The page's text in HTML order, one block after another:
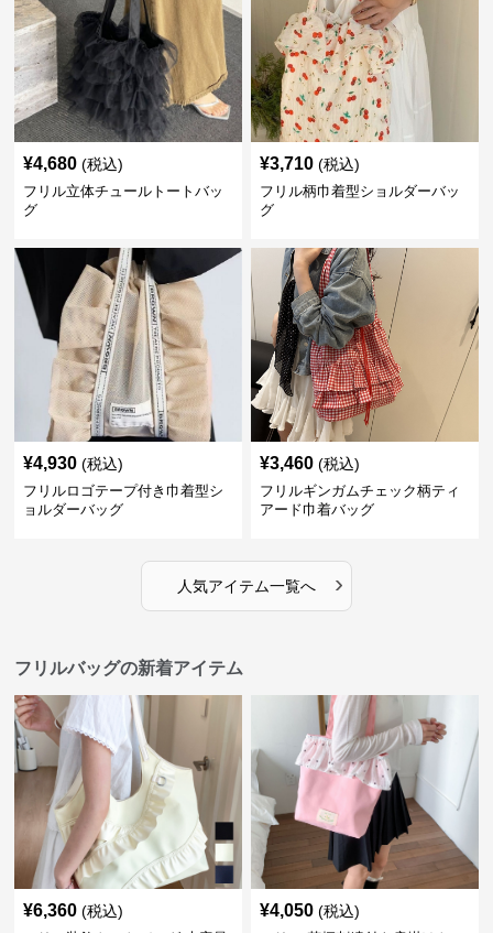
¥4,680 (税込)
フリル立体チュールトートバッ
グ
¥3,710 (税込)
フリル柄巾着型ショルダーバッ
グ
¥4,930 (税込)
フリルロゴテープ付き巾着型シ
ョルダーバッグ
¥3,460 (税込)
フリルギンガムチェック柄ティ
アード巾着バッグ
人気アイテム一覧へ ›
フリルバッグの新着アイテム
¥6,360 (税込) ¥4,050 (税込)